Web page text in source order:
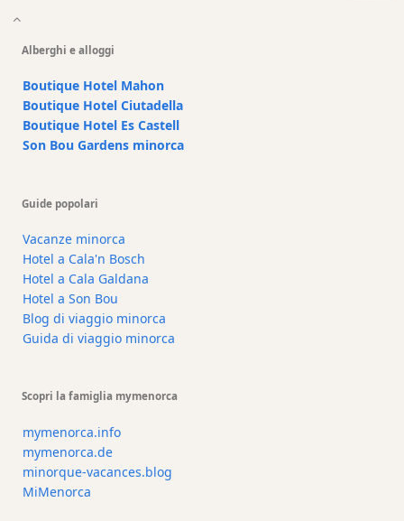
Locali
Terrazas
Beach
Bar
and
Clubs
Trasferimento
Noleggio
biciclette
Standup
Paddle
kayak
Noleggio
barche
noleggio
Alberghi e alloggi
Boutique Hotel Mahon
Boutique Hotel Ciutadella
Boutique Hotel Es Castell
Son Bou Gardens minorca
Guide popolari
Vacanze minorca
Hotel a Cala'n Bosch
Hotel a Cala Galdana
Hotel a Son Bou
Blog di viaggio minorca
Guida di viaggio minorca
Scopri la famiglia mymenorca
mymenorca.info
mymenorca.de
minorque-vacances.blog
MiMenorca